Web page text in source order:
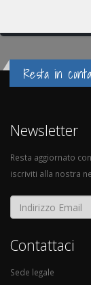
Resta in
Newsletter
Resta aggiornato
iscriviti alla nostra
Contattaci
Sede legale